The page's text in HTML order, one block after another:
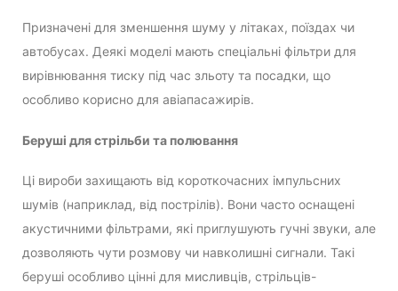
Призначені для зменшення шуму у літаках, поїздах чи
автобусах. Деякі моделі мають спеціальні фільтри для
вирівнювання тиску під час зльоту та посадки, що
особливо корисно для авіапасажирів.
Беруші для стрільби та полювання
Ці вироби захищають від короткочасних імпульсних
шумів (наприклад, від пострілів). Вони часто оснащені
акустичними фільтрами, які приглушують гучні звуки, але
дозволяють чути розмову чи навколишні сигнали. Такі
беруші особливо цінні для мисливців, стрільців-